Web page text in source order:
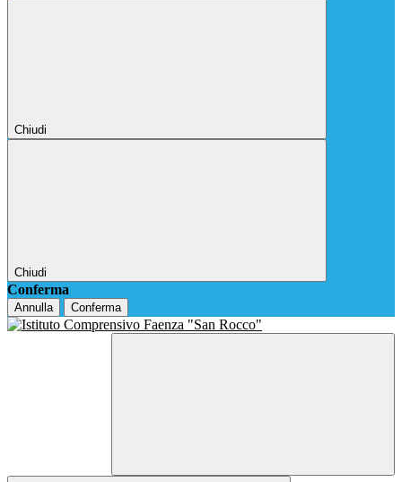
Chiudi
Chiudi
Conferma
Annulla Conferma